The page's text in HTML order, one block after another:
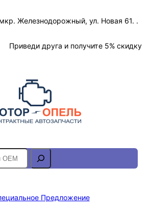
Железнодорожный, ул. Новая 61. .
Приведи друга и получите 5% скидку
S
e
r Предложение